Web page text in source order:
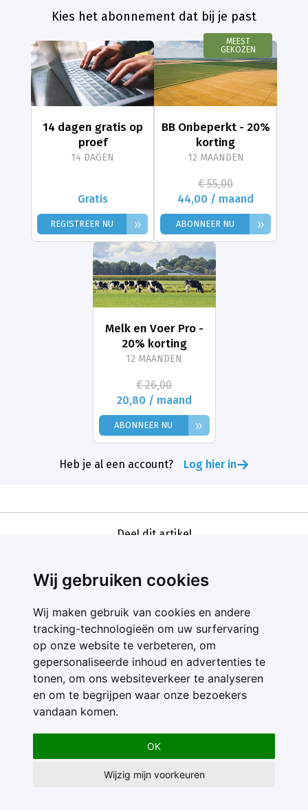
Wij gebruiken cookies
Wij maken gebruik van cookies en andere
tracking-technologieën om uw surfervaring
op onze website te verbeteren, om
gepersonaliseerde inhoud en advertenties te
tonen, om ons websiteverkeer te analyseren
en om te begrijpen waar onze bezoekers
vandaan komen.
OK
Wijzig mijn voorkeuren
Kies het abonnement dat bij je past
14 dagen gratis op
proef
14 DAGEN
Gratis
REGISTREER NU »
MEEST
GEKOZEN
BB Onbeperkt - 20%
korting
12 MAANDEN
€ 55,00
44,00 / maand
ABONNEER NU »
Melk en Voer Pro -
20% korting
12 MAANDEN
€ 26,00
20,80 / maand
ABONNEER NU »
Heb je al een account? Log hier in
Deel dit artikel
Contact
Feedback
Nieuwsbrief
Adverteren
Gebruikersvoorwaarden
Privacy Statement